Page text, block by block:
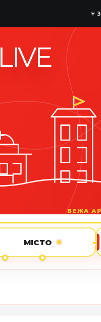
☀
LIVE
МІСТО
Домашній